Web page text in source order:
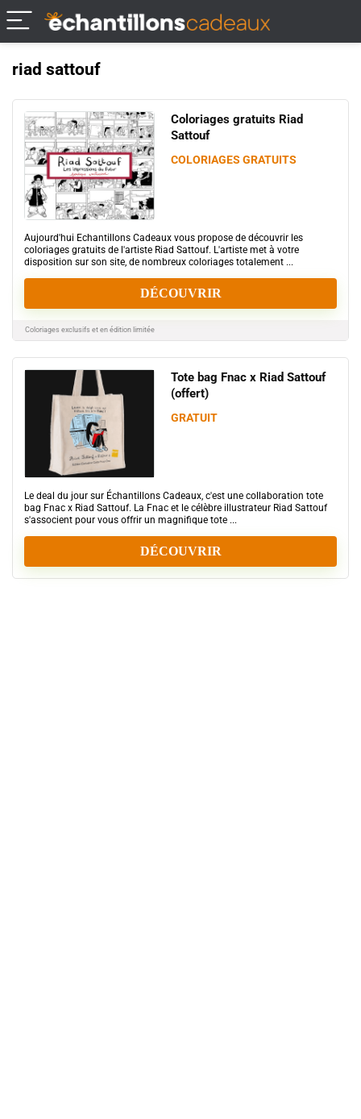
riad sattouf
Coloriages gratuits Riad
Sattouf
COLORIAGES GRATUITS
Aujourd'hui Echantillons Cadeaux vous propose de découvrir les
coloriages gratuits de l'artiste Riad Sattouf. L'artiste met à votre
disposition sur son site, de nombreux coloriages totalement ...
DÉCOUVRIR
Coloriages exclusifs et en édition limitée
Tote bag Fnac x Riad Sattouf
(offert)
GRATUIT
Le deal du jour sur Échantillons Cadeaux, c'est une collaboration tote
bag Fnac x Riad Sattouf. La Fnac et le célèbre illustrateur Riad Sattouf
s'associent pour vous offrir un magnifique tote ...
DÉCOUVRIR
Formation
PSC1
gratuite
–
(94)